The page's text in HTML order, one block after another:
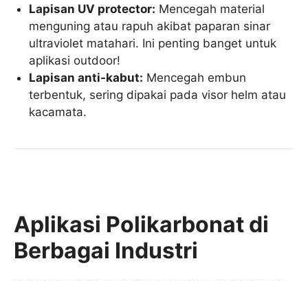
Lapisan UV protector: Mencegah material
menguning atau rapuh akibat paparan sinar
ultraviolet matahari. Ini penting banget untuk
aplikasi outdoor!
Lapisan anti-kabut: Mencegah embun
terbentuk, sering dipakai pada visor helm atau
kacamata.
Aplikasi Polikarbonat di
Berbagai Industri